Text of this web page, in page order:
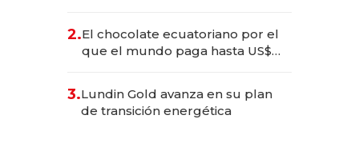
2.El chocolate ecuatoriano por el
que el mundo paga hasta US$
3.Lundin Gold avanza en su plan
de transición energética